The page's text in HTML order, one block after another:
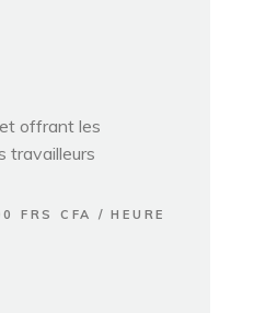
offrant les
travailleurs
FRS CFA / HEURE